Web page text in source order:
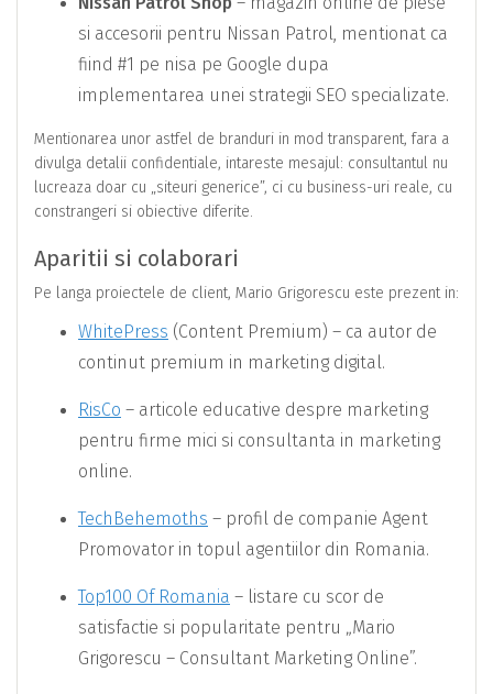
si accesorii pentru Nissan Patrol, mentionat ca
fiind #1 pe nisa pe Google dupa
implementarea unei strategii SEO specializate.
Mentionarea unor astfel de branduri in mod transparent, fara a
divulga detalii confidentiale, intareste mesajul: consultantul nu
lucreaza doar cu „siteuri generice”, ci cu business-uri reale, cu
constrangeri si obiective diferite.
Aparitii si colaborari
Pe langa proiectele de client, Mario Grigorescu este prezent in:
WhitePress (Content Premium) – ca autor de
continut premium in marketing digital.
RisCo – articole educative despre marketing
pentru firme mici si consultanta in marketing
online.
TechBehemoths – profil de companie Agent
Promovator in topul agentiilor din Romania.
Top100 Of Romania – listare cu scor de
satisfactie si popularitate pentru „Mario
Grigorescu – Consultant Marketing Online”.